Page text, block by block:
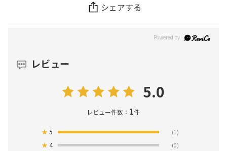
シェアする
レビュー
5.0
レビュー件数： 1件
★5 (1)
★4 (0)